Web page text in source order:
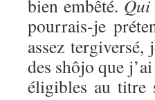
bien embêté. Qui
pourrais-je
assez
des shôjo que
éligibles au titre